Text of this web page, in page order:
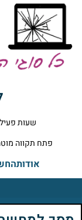
שעות פעילות א'-ה' 10:00-
פתח תקווה מוטה גור 5 קומה ראשונה ימינה
אודות